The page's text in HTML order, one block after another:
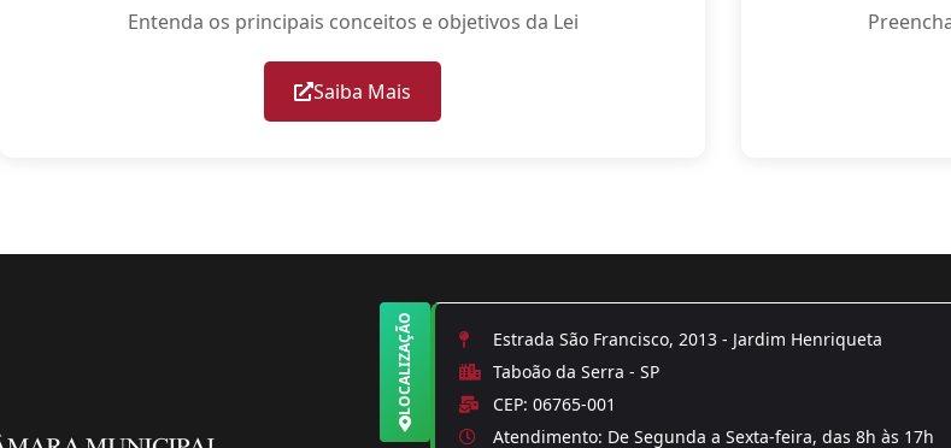
Entenda os principais conceitos e objetivos da Lei
Saiba Mais
LOCALIZAÇÃO
Estrada São Francisco, 2013 - Jardim Henriqueta
Taboão da Serra - SP
CEP: 06765-001
Atendimento: De Segunda a Sexta-feira, das 8h às 17h